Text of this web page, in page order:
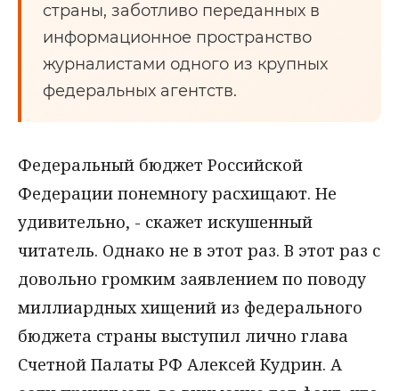
страны, заботливо переданных в
информационное пространство
журналистами одного из крупных
федеральных агентств.
Федеральный бюджет Российской
Федерации понемногу расхищают. Не
удивительно, - скажет искушенный
читатель. Однако не в этот раз. В этот раз с
довольно громким заявлением по поводу
миллиардных хищений из федерального
бюджета страны выступил лично глава
Счетной Палаты РФ Алексей Кудрин. А